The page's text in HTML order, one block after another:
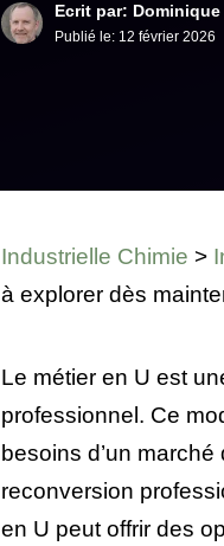
Ecrit par: Dominique
Publié le: 12 février 2026
Industrielle Chimie >
à explorer dès
Le métier en U est
professionnel. Ce
besoins d’un
reconversion
en U peut offrir des